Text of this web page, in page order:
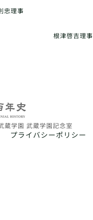
忠理事
根津啓吉理事
蔵学園 武蔵学園記念室
プライバシーポリシー